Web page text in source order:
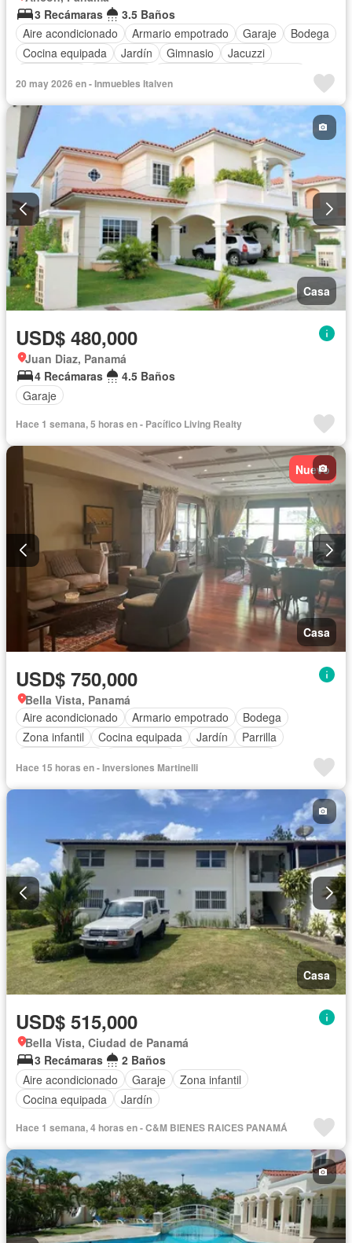
3 Recámaras
3.5 Baños
Aire acondicionado
Armario empotrado Garaje
Bodega
Cocina equipada
Jardín Gimnasio
Jacuzzi
Cancha de tenis
20 may 2026 en - Inmuebles Italven
Casa
USD$ 480,000
Juan Diaz, Panamá
4 Recámaras
4.5 Baños
Garaje
Hace 1 semana, 5 horas en - Pacífico Living Realty
Nuevo
Casa
USD$ 750,000
Bella Vista, Panamá
Aire acondicionado
Armario empotrado
Bodega
Zona infantil
Cocina equipada Jardín
Parrilla
Seguridad
Cuarto de servicio Agua
Hace 15 horas en - Inversiones Martinelli
Casa
USD$ 515,000
Bella Vista, Ciudad de Panamá
3 Recámaras
2 Baños
Aire acondicionado
Garaje
Zona infantil
Cocina equipada
Jardín
Hace 1 semana, 4 horas en - C&M BIENES RAICES PANAMÁ